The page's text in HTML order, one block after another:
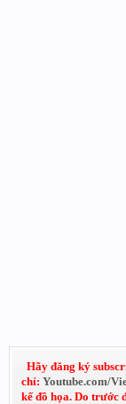
Hãy đăng ký
chỉ: Youtube.com/
kế đồ họa. Do trước